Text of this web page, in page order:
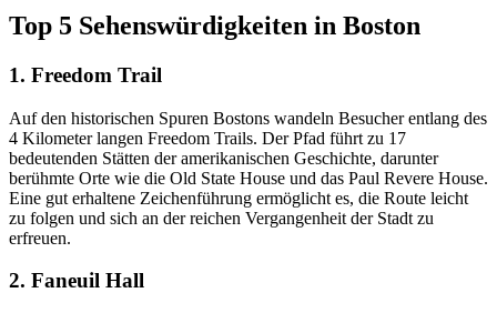
Top 5 Sehenswürdigkeiten in Boston
1. Freedom Trail
Auf den historischen Spuren Bostons wandeln Besucher entlang des
4 Kilometer langen Freedom Trails. Der Pfad führt zu 17
bedeutenden Stätten der amerikanischen Geschichte, darunter
berühmte Orte wie die Old State House und das Paul Revere House.
Eine gut erhaltene Zeichenführung ermöglicht es, die Route leicht
zu folgen und sich an der reichen Vergangenheit der Stadt zu
erfreuen.
2. Faneuil Hall